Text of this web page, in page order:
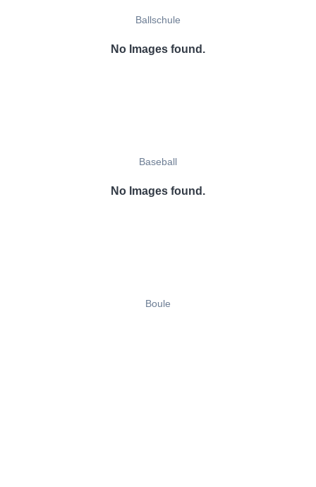
Ballschule
No Images found.
Baseball
No Images found.
Boule